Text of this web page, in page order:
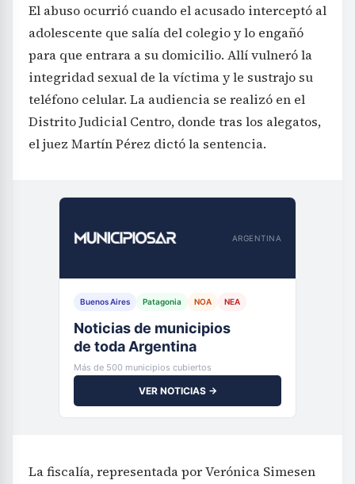
El abuso ocurrió cuando el acusado interceptó al
adolescente que salía del colegio y lo engañó
para que entrara a su domicilio. Allí vulneró la
integridad sexual de la víctima y le sustrajo su
teléfono celular. La audiencia se realizó en el
Distrito Judicial Centro, donde tras los alegatos,
el juez Martín Pérez dictó la sentencia.
ARGENTINA
Buenos Aires Patagonia NOA NEA
Noticias de municipios
de toda Argentina
Más de 500 municipios cubiertos
VER NOTICIAS →
La fiscalía, representada por Verónica Simesen